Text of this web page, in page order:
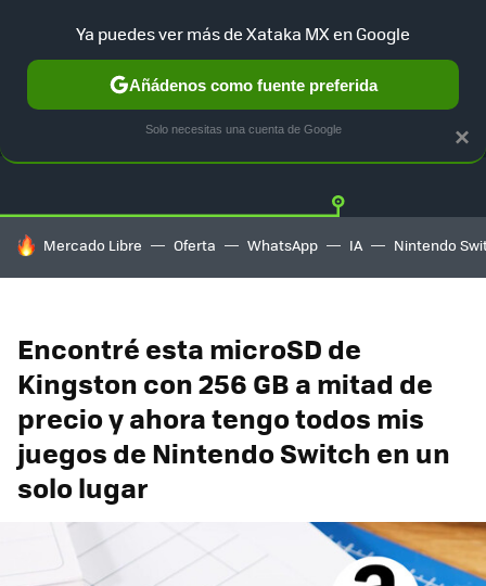
GUÍA DE COMPRAS MERCADO LIBRE
HOY SE HABLA DE
Mercado Libre Oferta WhatsApp IA Nintendo
Encontré esta microSD de
Kingston con 256 GB a mitad de
precio y ahora tengo todos mis
juegos de Nintendo Switch en un
solo lugar
×
Ya puedes ver más de Xataka MX en Google
Añádenos como fuente preferida
Solo necesitas una cuenta de Google